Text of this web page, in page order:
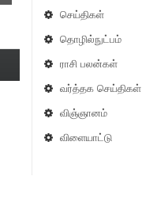
செய்திகள்
தொழில்நுட்பம்
ராசி பலன்கள்
வர்த்தக செய்திகள்
விஞ்ஞானம்
விளையாட்டு